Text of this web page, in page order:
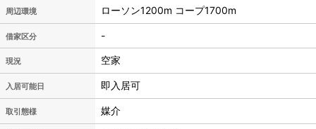
周辺環境 ローソン1200m コープ1700m
借家区分 -
現況 空家
入居可能日 即入居可
取引態様 媒介